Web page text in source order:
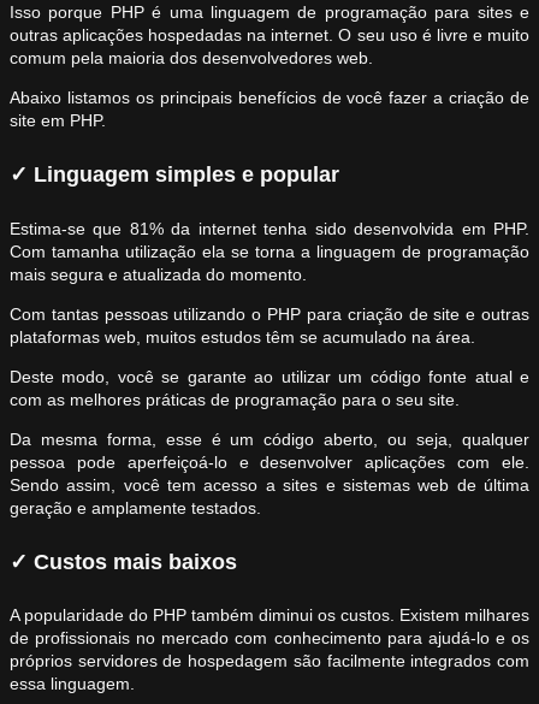
Isso porque PHP é uma linguagem de programação para sites e
outras aplicações hospedadas na internet. O seu uso é livre e muito
comum pela maioria dos desenvolvedores web.
Abaixo listamos os principais benefícios de você fazer a criação de
site em PHP.
✓ Linguagem simples e popular
Estima-se que 81% da internet tenha sido desenvolvida em PHP.
Com tamanha utilização ela se torna a linguagem de programação
mais segura e atualizada do momento.
Com tantas pessoas utilizando o PHP para criação de site e outras
plataformas web, muitos estudos têm se acumulado na área.
Deste modo, você se garante ao utilizar um código fonte atual e
com as melhores práticas de programação para o seu site.
Da mesma forma, esse é um código aberto, ou seja, qualquer
pessoa pode aperfeiçoá-lo e desenvolver aplicações com ele.
Sendo assim, você tem acesso a sites e sistemas web de última
geração e amplamente testados.
✓ Custos mais baixos
A popularidade do PHP também diminui os custos. Existem milhares
de profissionais no mercado com conhecimento para ajudá-lo e os
próprios servidores de hospedagem são facilmente integrados com
essa linguagem.